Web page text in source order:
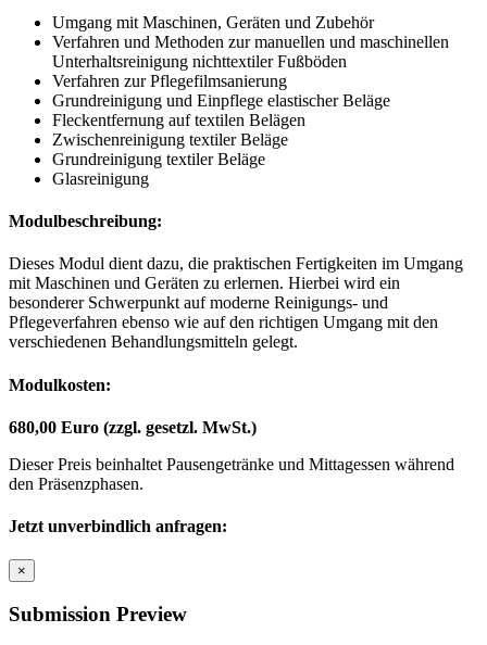
Umgang mit Maschinen, Geräten und Zubehör
Verfahren und Methoden zur manuellen und maschinellen
Unterhaltsreinigung nichttextiler Fußböden
Verfahren zur Pflegefilmsanierung
Grundreinigung und Einpflege elastischer Beläge
Fleckentfernung auf textilen Belägen
Zwischenreinigung textiler Beläge
Grundreinigung textiler Beläge
Glasreinigung
Modulbeschreibung:
Dieses Modul dient dazu, die praktischen Fertigkeiten im Umgang
mit Maschinen und Geräten zu erlernen. Hierbei wird ein
besonderer Schwerpunkt auf moderne Reinigungs- und
Pflegeverfahren ebenso wie auf den richtigen Umgang mit den
verschiedenen Behandlungsmitteln gelegt.
Modulkosten:
680,00 Euro (zzgl. gesetzl. MwSt.)
Dieser Preis beinhaltet Pausengetränke und Mittagessen während
den Präsenzphasen.
Jetzt unverbindlich anfragen:
×
Submission Preview